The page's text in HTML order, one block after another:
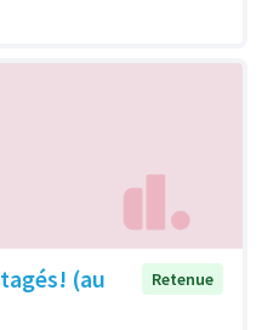
(au
Retenue